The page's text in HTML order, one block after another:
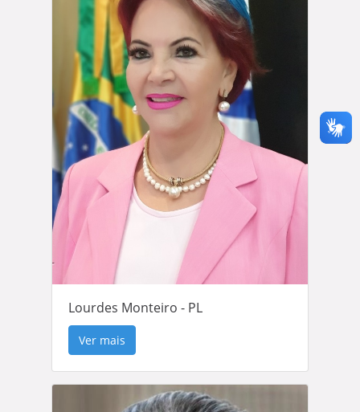
Lourdes Monteiro - PL
Ver mais